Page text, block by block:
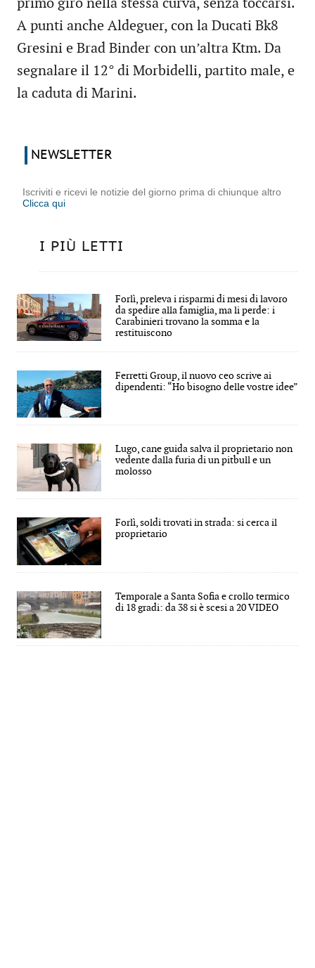
primo giro nella stessa curva, senza toccarsi.
A punti anche Aldeguer, con la Ducati Bk8
Gresini e Brad Binder con un’altra Ktm. Da
segnalare il 12° di Morbidelli, partito male, e
la caduta di Marini.
NEWSLETTER
Iscriviti e ricevi le notizie del giorno prima di chiunque altro
Clicca qui
I PIÙ LETTI
Forlì, preleva i risparmi di mesi di lavoro
da spedire alla famiglia, ma li perde: i
Carabinieri trovano la somma e la
restituiscono
Ferretti Group, il nuovo ceo scrive ai
dipendenti: “Ho bisogno delle vostre idee”
Lugo, cane guida salva il proprietario non
vedente dalla furia di un pitbull e un
molosso
Forlì, soldi trovati in strada: si cerca il
proprietario
Temporale a Santa Sofia e crollo termico
di 18 gradi: da 38 si è scesi a 20 VIDEO